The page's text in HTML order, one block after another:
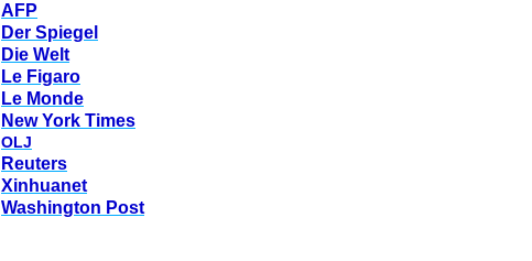
AFP
Der Spiegel
Die Welt
Le Figaro
Le Monde
New York Times
OLJ
Reuters
Xinhuanet
Washington Post